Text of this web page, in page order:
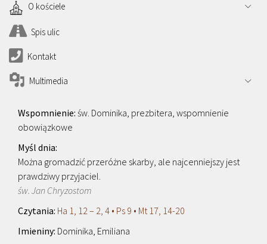
O kościele
Spis ulic
Kontakt
Multimedia
św. Dominika, prezbitera, wspomnienie
obowiązkowe
Można gromadzić przeróżne skarby, ale najcenniejszy jest
prawdziwy przyjaciel.
św. Jan Chryzostom
Ha 1, 12 – 2, 4 • Ps 9 • Mt 17, 14-20
Dominika, Emiliana